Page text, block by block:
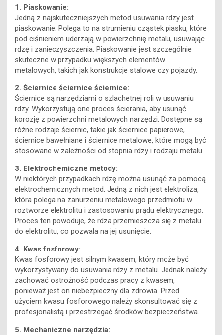
1. Piaskowanie:
Jedną z najskuteczniejszych metod usuwania rdzy jest
piaskowanie. Polega to na strumieniu cząstek piasku, które
pod ciśnieniem uderzają w powierzchnię metalu, usuwając
rdzę i zanieczyszczenia. Piaskowanie jest szczególnie
skuteczne w przypadku większych elementów
metalowych, takich jak konstrukcje stalowe czy pojazdy.
2. Ściernice ściernice ściernice:
Ściernice są narzędziami o szlachetnej roli w usuwaniu
rdzy. Wykorzystują one proces ścierania, aby usunąć
korozję z powierzchni metalowych narzędzi. Dostępne są
różne rodzaje ściernic, takie jak ściernice papierowe,
ściernice bawełniane i ściernice metalowe, które mogą być
stosowane w zależności od stopnia rdzy i rodzaju metalu.
3. Elektrochemiczne metody:
W niektórych przypadkach rdzę można usunąć za pomocą
elektrochemicznych metod. Jedną z nich jest elektroliza,
która polega na zanurzeniu metalowego przedmiotu w
roztworze elektrolitu i zastosowaniu prądu elektrycznego.
Proces ten powoduje, że rdza przemieszcza się z metalu
do elektrolitu, co pozwala na jej usunięcie.
4. Kwas fosforowy:
Kwas fosforowy jest silnym kwasem, który może być
wykorzystywany do usuwania rdzy z metalu. Jednak należy
zachować ostrożność podczas pracy z kwasem,
ponieważ jest on niebezpieczny dla zdrowia. Przed
użyciem kwasu fosforowego należy skonsultować się z
profesjonalistą i przestrzegać środków bezpieczeństwa.
5. Mechaniczne narzędzia: